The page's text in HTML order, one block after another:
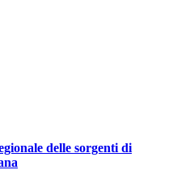
delle sorgenti di